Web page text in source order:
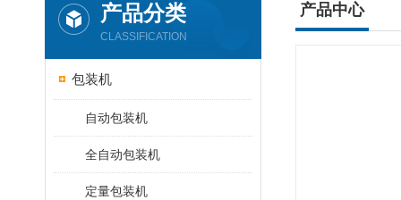
产品分类
CLASSIFICATION
包装机
自动包装机
全自动包装机
定量包装机
产品中心